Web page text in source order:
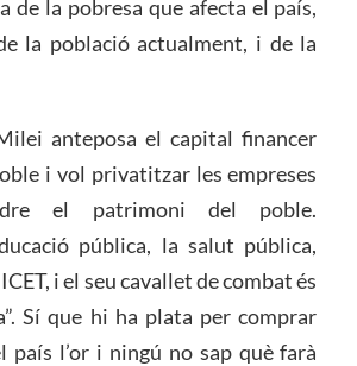
de la pobresa que afecta el país,
la població actualment, i de la
anteposa el capital financer
i vol privatitzar les empreses
el patrimoni del poble.
pública, la salut pública,
i el seu cavallet de combat és
Sí que hi ha plata per comprar
país l’or i ningú no sap què farà